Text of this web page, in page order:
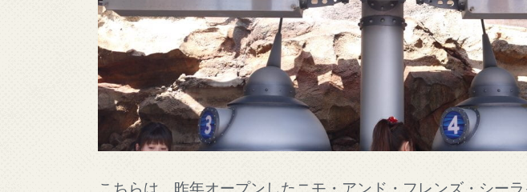
こちらは、昨年オープンしたニモ・アンド・フレンズ・シー